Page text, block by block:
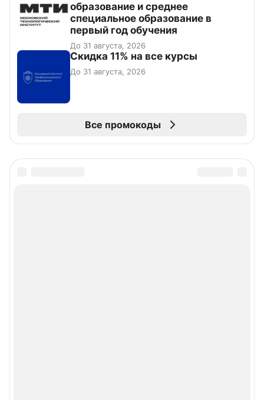
образование и среднее
специальное образование в
первый год обучения
До 31 августа, 2026
Скидка 11% на все курсы
До 31 августа, 2026
Все промокоды